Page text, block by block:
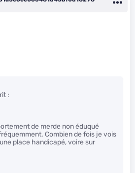
:
de merde non éduqué
Combien de fois je vois
place handicapé, voire sur